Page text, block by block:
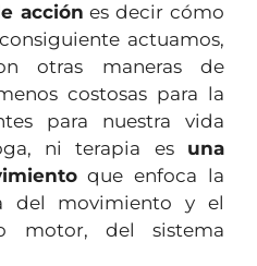
acción es decir cómo
actuamos,
otras maneras de
costosas para la
para nuestra vida
ni terapia es una
que enfoca la
del movimiento y el
motor, del sistema